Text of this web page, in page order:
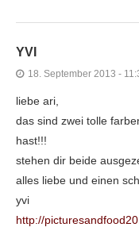
YVI
18. September 2013 -
liebe ari,
das sind zwei tolle
hast!!!
stehen dir beide
alles liebe und einen
yvi
http://